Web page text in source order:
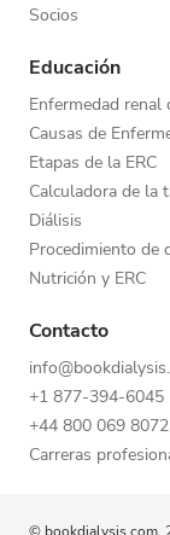
Socios
Educación
Enfermedad renal
Causas de
Etapas de la ERC
Calculadora de la
Diálisis
Procedimiento de
Nutrición y ERC
Contacto
+1 877-394-6045
+44 800 069 8072
Carreras